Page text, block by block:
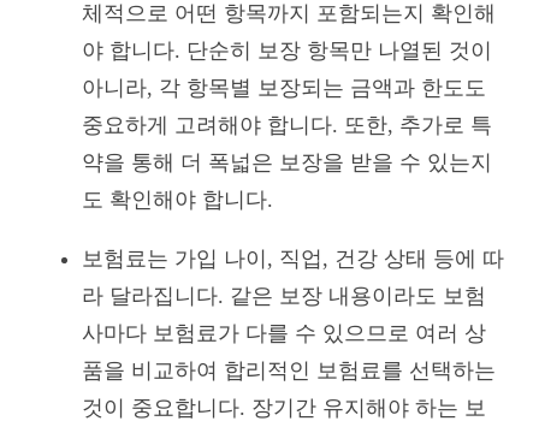
체적으로 어떤 항목까지 포함되는지 확인해
야 합니다. 단순히 보장 항목만 나열된 것이
아니라, 각 항목별 보장되는 금액과 한도도
중요하게 고려해야 합니다. 또한, 추가로 특
약을 통해 더 폭넓은 보장을 받을 수 있는지
도 확인해야 합니다.
보험료는 가입 나이, 직업, 건강 상태 등에 따
라 달라집니다. 같은 보장 내용이라도 보험
사마다 보험료가 다를 수 있으므로 여러 상
품을 비교하여 합리적인 보험료를 선택하는
것이 중요합니다. 장기간 유지해야 하는 보